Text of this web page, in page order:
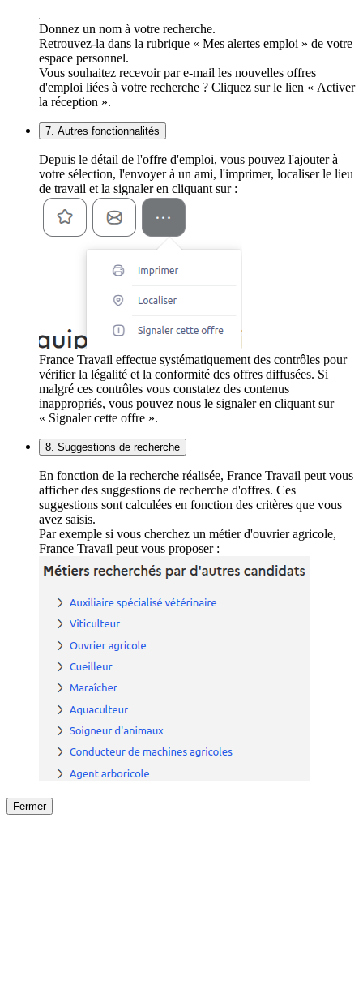
Donnez un nom à votre recherche.
Retrouvez-la dans la rubrique « Mes alertes emploi » de votre
espace personnel.
Vous souhaitez recevoir par e-mail les nouvelles offres
d'emploi liées à votre recherche ? Cliquez sur le lien « Activer
la réception ».
7. Autres fonctionnalités
Depuis le détail de l'offre d'emploi, vous pouvez l'ajouter à
votre sélection, l'envoyer à un ami, l'imprimer, localiser le lieu
de travail et la signaler en cliquant sur :
France Travail effectue systématiquement des contrôles pour
vérifier la légalité et la conformité des offres diffusées. Si
malgré ces contrôles vous constatez des contenus
inappropriés, vous pouvez nous le signaler en cliquant sur
« Signaler cette offre ».
8. Suggestions de recherche
En fonction de la recherche réalisée, France Travail peut vous
afficher des suggestions de recherche d'offres. Ces
suggestions sont calculées en fonction des critères que vous
avez saisis.
Par exemple si vous cherchez un métier d'ouvrier agricole,
France Travail peut vous proposer :
Fermer